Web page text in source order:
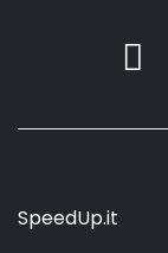
SpeedUp.it